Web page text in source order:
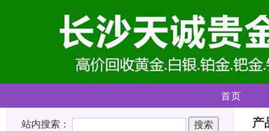
首页
站内搜索： 产